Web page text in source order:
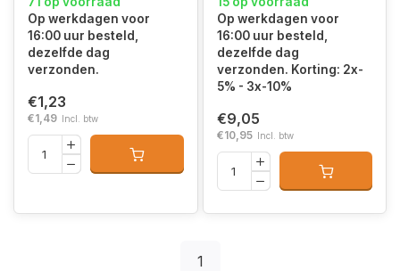
Op werkdagen voor
16:00 uur besteld,
dezelfde dag
verzonden.
€1,23
€1,49 Incl. btw
Op werkdagen voor
16:00 uur besteld,
dezelfde dag
verzonden. Korting: 2x-
5% - 3x-10%
€9,05
€10,95 Incl. btw
1